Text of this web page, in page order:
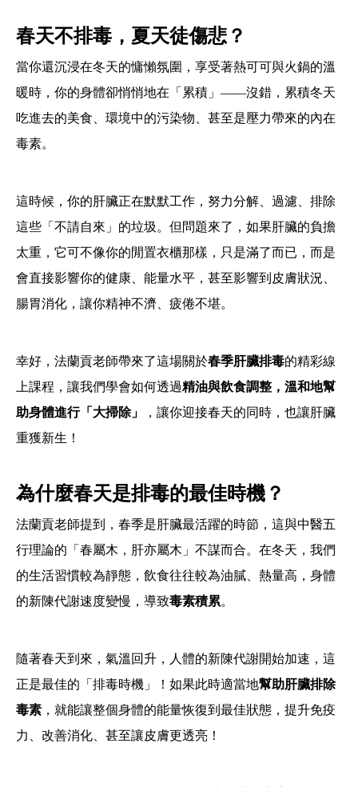
春天不排毒，夏天徒傷悲？
當你還沉浸在冬天的慵懶氛圍，享受著熱可可與火鍋的溫
暖時，你的身體卻悄悄地在「累積」——沒錯，累積冬天
吃進去的美食、環境中的污染物、甚至是壓力帶來的內在
毒素。
這時候，你的肝臟正在默默工作，努力分解、過濾、排除
這些「不請自來」的垃圾。但問題來了，如果肝臟的負擔
太重，它可不像你的閒置衣櫃那樣，只是滿了而已，而是
會直接影響你的健康、能量水平，甚至影響到皮膚狀況、
腸胃消化，讓你精神不濟、疲倦不堪。
幸好，法蘭貢老師帶來了這場關於春季肝臟排毒的精彩線
上課程，讓我們學會如何透過精油與飲食調整，溫和地幫
助身體進行「大掃除」
，讓你迎接春天的同時，也讓肝臟
重獲新生！
為什麼春天是排毒的最佳時機？
法蘭貢老師提到，春季是肝臟最活躍的時節，這與中醫五
行理論的「春屬木，肝亦屬木」不謀而合。在冬天，我們
的生活習慣較為靜態，飲食往往較為油膩、熱量高，身體
的新陳代謝速度變慢，導致毒素積累。
隨著春天到來，氣溫回升，人體的新陳代謝開始加速，這
正是最佳的「排毒時機」！如果此時適當地幫助肝臟排除
毒素 ，就能讓整個身體的能量恢復到最佳狀態，提升免疫
力、改善消化、甚至讓皮膚更透亮！